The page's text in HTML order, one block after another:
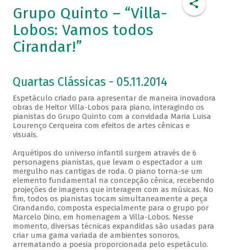
Grupo Quinto – “Villa-
Lobos: Vamos todos
Cirandar!”
Quartas Clássicas - 05.11.2014
Espetáculo criado para apresentar de maneira inovadora
obras de Heitor Villa-Lobos para piano, interagindo os
pianistas do Grupo Quinto com a convidada Maria Luisa
Lourenço Cerqueira com efeitos de artes cênicas e
visuais.
Arquétipos do universo infantil surgem através de 6
personagens pianistas, que levam o espectador a um
mergulho nas cantigas de roda. O piano torna-se um
elemento fundamental na concepção cênica, recebendo
projeções de imagens que interagem com as músicas. No
fim, todos os pianistas tocam simultaneamente a peça
Cirandando, composta especialmente para o grupo por
Marcelo Dino, em homenagem a Villa-Lobos. Nesse
momento, diversas técnicas expandidas são usadas para
criar uma gama variada de ambientes sonoros,
arrematando a poesia proporcionada pelo espetáculo.